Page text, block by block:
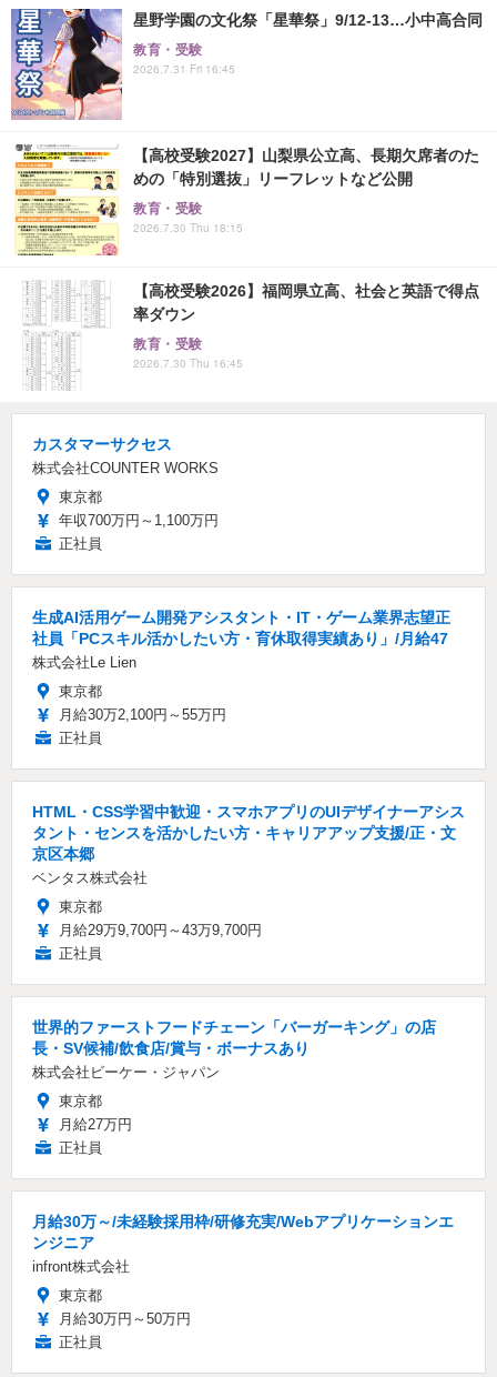
星野学園の文化祭「星華祭」9/12-13…小中高合同
教育・受験
2026.7.31 Fri 16:45
【高校受験2027】山梨県公立高、長期欠席者のた
めの「特別選抜」リーフレットなど公開
教育・受験
2026.7.30 Thu 18:15
【高校受験2026】福岡県立高、社会と英語で得点
率ダウン
教育・受験
2026.7.30 Thu 16:45
カスタマーサクセス
株式会社COUNTER WORKS
東京都
年収700万円～1,100万円
正社員
生成AI活用ゲーム開発アシスタント・IT・ゲーム業界志望正
社員「PCスキル活かしたい方・育休取得実績あり」/月給47
株式会社Le Lien
東京都
月給30万2,100円～55万円
正社員
HTML・CSS学習中歓迎・スマホアプリのUIデザイナーアシス
タント・センスを活かしたい方・キャリアアップ支援/正・文
京区本郷
ベンタス株式会社
東京都
月給29万9,700円～43万9,700円
正社員
世界的ファーストフードチェーン「バーガーキング」の店
長・SV候補/飲食店/賞与・ボーナスあり
株式会社ビーケー・ジャパン
東京都
月給27万円
正社員
月給30万～/未経験採用枠/研修充実/Webアプリケーションエ
ンジニア
infront株式会社
東京都
月給30万円～50万円
正社員